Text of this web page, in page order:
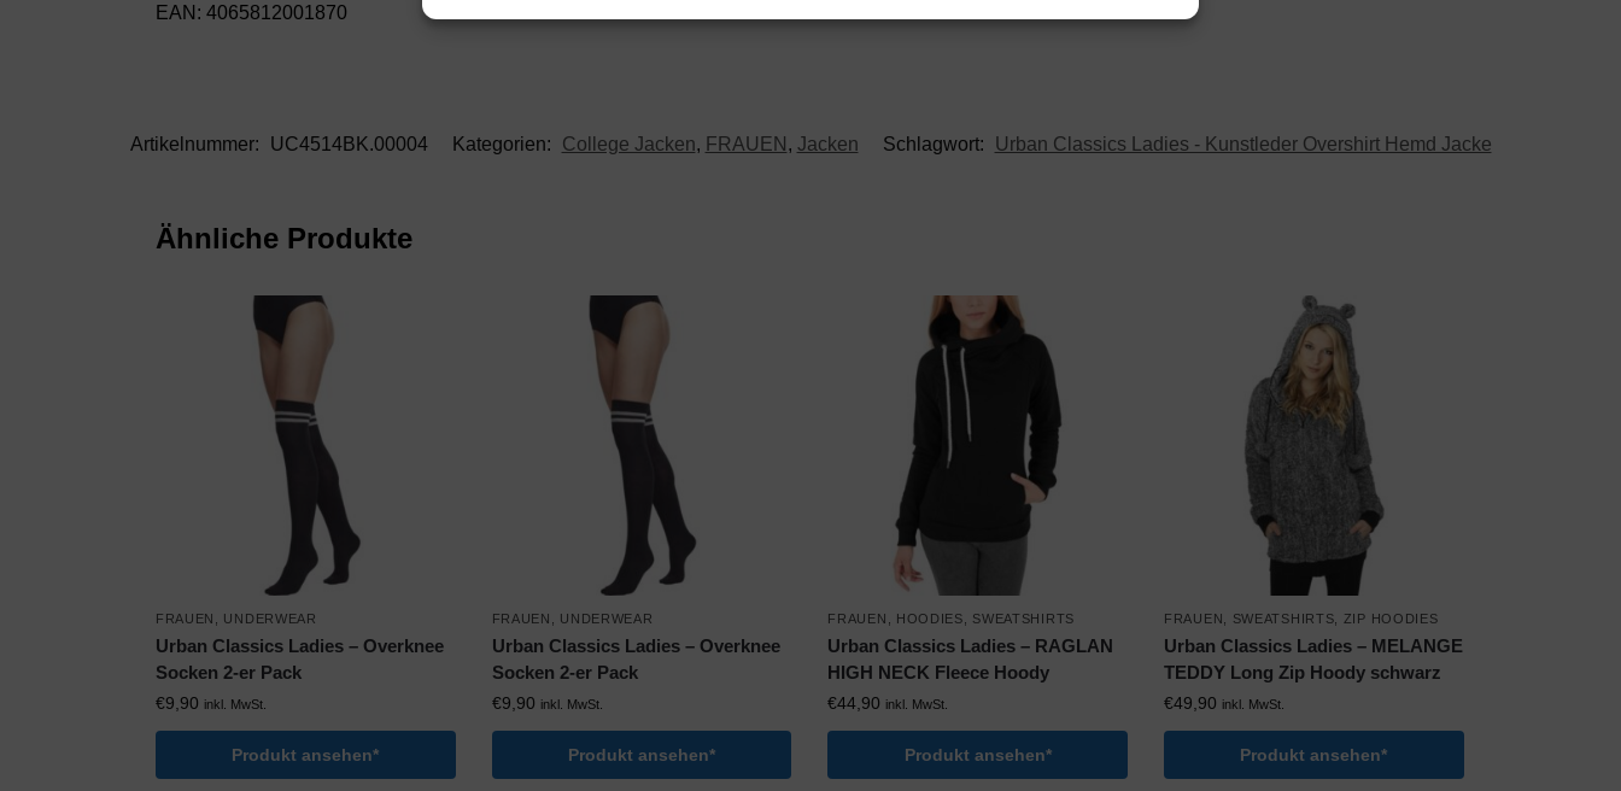
EAN: 4065812001870
Artikelnummer: UC4514BK.00004 Kategorien: College Jacken, FRAUEN , Jacken Schlagwort: Urban Classics Ladies - Kunstleder Overshirt Hemd Jacke
Ähnliche Produkte
FRAUEN UNDERWEAR
Urban Classics Ladies – Overknee
Socken 2-er Pack
€9,90 inkl. MwSt.
Produkt ansehen*
FRAUEN UNDERWEAR
Urban Classics Ladies – Overknee
Socken 2-er Pack
€9,90 inkl. MwSt.
Produkt ansehen*
FRAUEN HOODIES SWEATSHIRTS
Urban Classics Ladies – RAGLAN
HIGH NECK Fleece Hoody
€44,90 inkl. MwSt.
Produkt ansehen*
FRAUEN SWEATSHIRTS ZIP HOODIES
Urban Classics Ladies – MELANGE
TEDDY Long Zip Hoody schwarz
€49,90 inkl. MwSt.
Produkt ansehen*